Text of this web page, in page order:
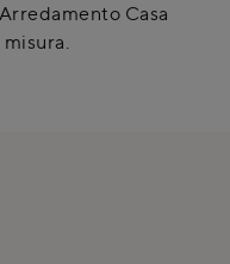
Casa